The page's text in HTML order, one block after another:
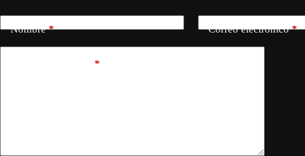
Nombre* Correo electrónico*
*